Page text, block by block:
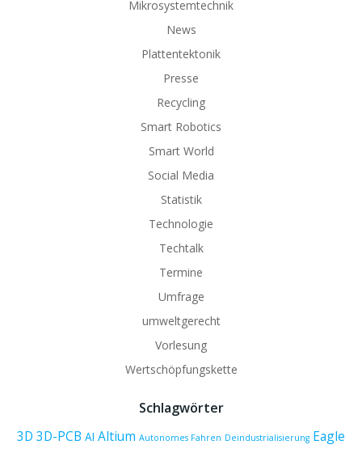
Mikrosystemtechnik
News
Plattentektonik
Presse
Recycling
Smart Robotics
Smart World
Social Media
Statistik
Technologie
Techtalk
Termine
Umfrage
umweltgerecht
Vorlesung
Wertschöpfungskette
Schlagwörter
3D 3D-PCB AI Altium Autonomes Fahren Deindustrialisierung Eagle